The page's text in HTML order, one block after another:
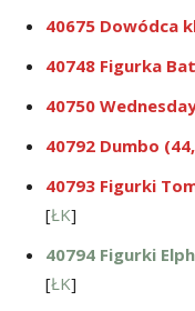
40675 Dowódca
40748 Figurka
40750
40792 Dumbo
40793 Figurki
[ŁK]
40794 Figurki
[ŁK]